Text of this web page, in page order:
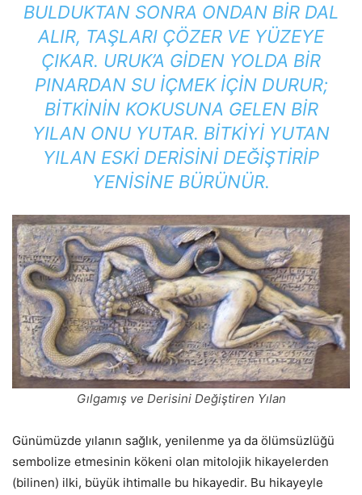
BULDUKTAN SONRA ONDAN BIR DAL
ALIR, TAŞLARI ÇÖZER VE YÜZEYE
ÇIKAR. URUK’A GIDEN YOLDA BIR
PINARDAN SU IÇMEK IÇIN DURUR;
BITKININ KOKUSUNA GELEN BIR
YILAN ONU YUTAR. BITKIYI YUTAN
YILAN ESKI DERISINI DEĞIŞTIRIP
YENISINE BÜRÜNÜR.
Gılgamış ve Derisini Değiştiren Yılan
Günümüzde yılanın sağlık, yenilenme ya da ölümsüzlüğü
sembolize etmesinin kökeni olan mitolojik hikayelerden
(bilinen) ilki, büyük ihtimalle bu hikayedir. Bu hikayeyle